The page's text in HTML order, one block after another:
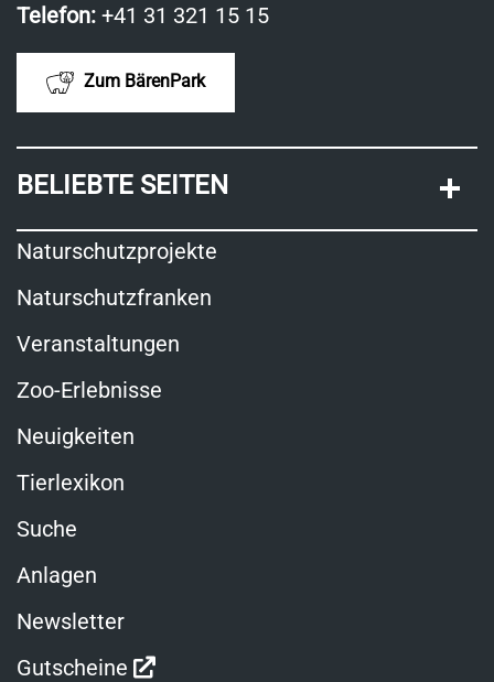
Telefon: +41 31 321 15 15
Zum BärenPark
BELIEBTE SEITEN
Naturschutzprojekte
Naturschutzfranken
Veranstaltungen
Zoo-Erlebnisse
Neuigkeiten
Tierlexikon
Suche
Anlagen
Newsletter
Gutscheine
Link